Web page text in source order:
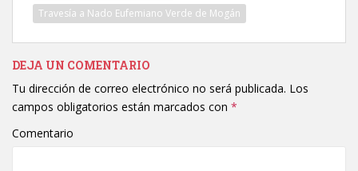
Travesía a Nado Eufemiano Verde de Mogán
DEJA UN COMENTARIO
Tu dirección de correo electrónico no será publicada. Los
campos obligatorios están marcados con *
Comentario